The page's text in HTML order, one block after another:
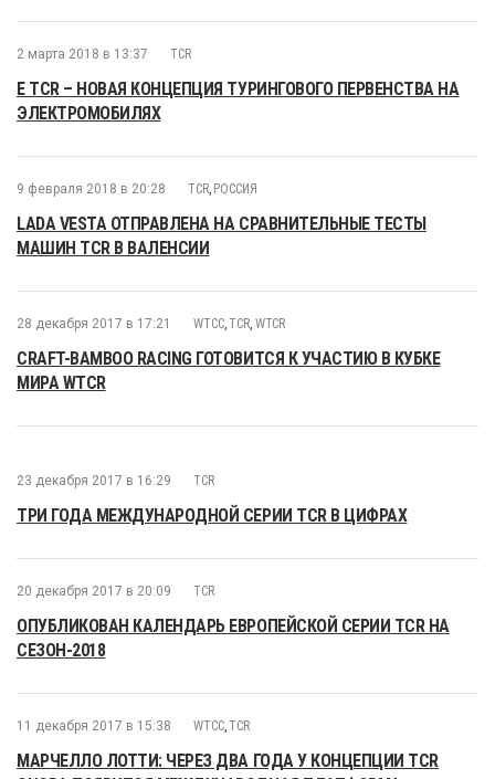
2 марта 2018 в 13:37 TCR
E TCR – НОВАЯ КОНЦЕПЦИЯ ТУРИНГОВОГО ПЕРВЕНСТВА НА
ЭЛЕКТРОМОБИЛЯХ
9 февраля 2018 в 20:28 TCR, РОССИЯ
LADA VESTA ОТПРАВЛЕНА НА СРАВНИТЕЛЬНЫЕ ТЕСТЫ
МАШИН TCR В ВАЛЕНСИИ
28 декабря 2017 в 17:21 WTCC,TCR, WTCR
CRAFT-BAMBOO RACING ГОТОВИТСЯ К УЧАСТИЮ В КУБКЕ
МИРА WTCR
23 декабря 2017 в 16:29 TCR
ТРИ ГОДА МЕЖДУНАРОДНОЙ СЕРИИ TСR В ЦИФРАХ
20 декабря 2017 в 20:09 TCR
ОПУБЛИКОВАН КАЛЕНДАРЬ ЕВРОПЕЙСКОЙ СЕРИИ TCR НА
СЕЗОН-2018
11 декабря 2017 в 15:38 WTCC,TCR
МАРЧЕЛЛО ЛОТТИ: ЧЕРЕЗ ДВА ГОДА У КОНЦЕПЦИИ TCR